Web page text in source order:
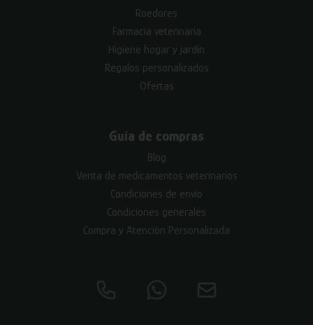
Roedores
Farmacia veterinaria
Higiene hogar y jardín
Regalos personalizados
Ofertas
Guía de compras
Blog
Venta de medicamentos veterinarios
Condiciones de envío
Condiciones generales
Compra y Atención Personalizada